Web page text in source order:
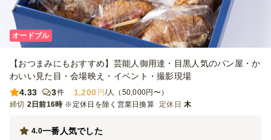
オードブル
【おつまみにもおすすめ】芸能人御用達・目黒人気のパン屋・か
わいい見た目・会場映え・イベント・撮影現場
4.33
3件 1,200 円/人（50,000円〜）
締切 2日前16時 ※定休日を除く営業日換算 定休日 木
一番人気でした
4.0